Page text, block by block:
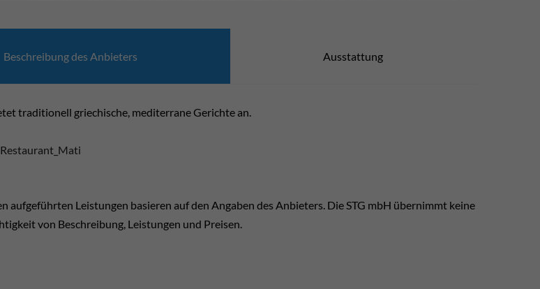
Beschrei­bung des Anbie­ters Ausstattung
traditionell griechische, mediterrane Gerichte an.
Restaurant_Mati
aufgeführten Leistungen basieren auf den Angaben des Anbieters. Die STG mbH übernimmt keine
von Beschreibung, Leistungen und Preisen.